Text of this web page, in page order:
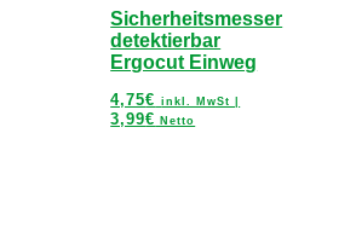
Sicherheitsmesser
detektierbar
Ergocut Einweg
4,75€ inkl. MwSt |
3,99€ Netto